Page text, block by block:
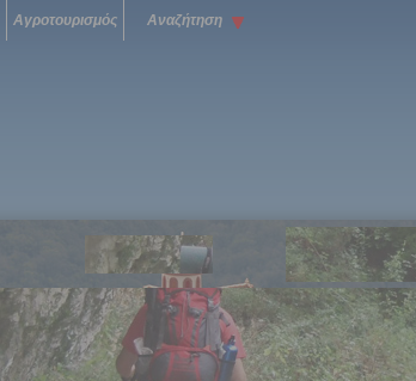
Αγροτουρισμός Αναζήτηση